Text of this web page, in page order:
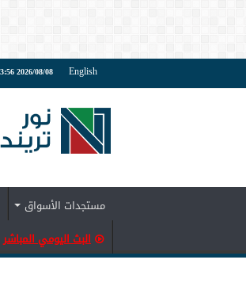
English 2026/08/08 3:56 مساءً ، الإمارات العربية
مستجدات الأسواق
البث اليومي المباشر